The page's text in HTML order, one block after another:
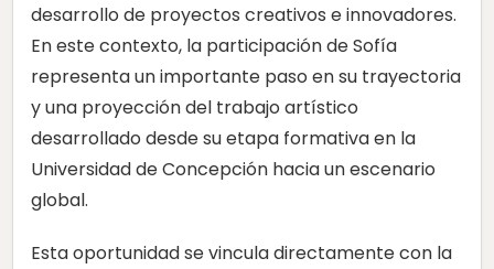
desarrollo de proyectos creativos e innovadores.
En este contexto, la participación de Sofía
representa un importante paso en su trayectoria
y una proyección del trabajo artístico
desarrollado desde su etapa formativa en la
Universidad de Concepción hacia un escenario
global.
Esta oportunidad se vincula directamente con la